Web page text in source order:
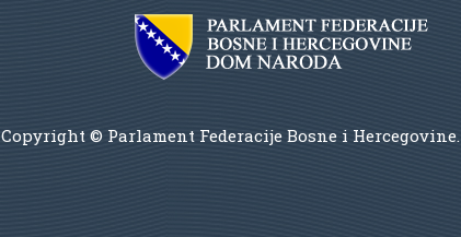
Copyright © Parlament Federacije Bosne i Hercegovine.